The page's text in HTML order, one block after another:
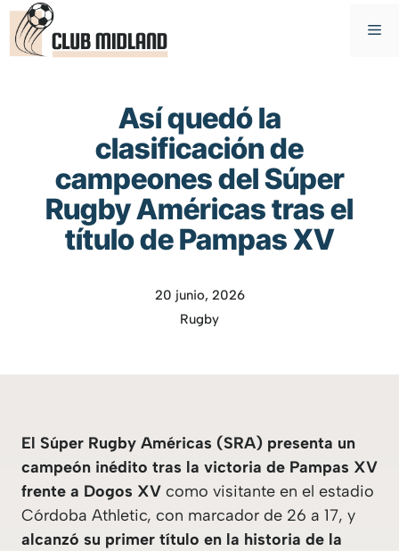
Saltar
contenido
Así quedó la
clasificación de
campeones del Súper
Rugby Américas tras el
título de Pampas XV
20 junio, 2026
Rugby
El Súper Rugby Américas (SRA) presenta un
campeón inédito tras la victoria de Pampas XV
frente a Dogos XV como visitante en el estadio
Córdoba Athletic, con marcador de 26 a 17, y
alcanzó su primer título en la historia de la